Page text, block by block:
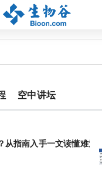
空中讲坛
从指南入手一文读懂难治